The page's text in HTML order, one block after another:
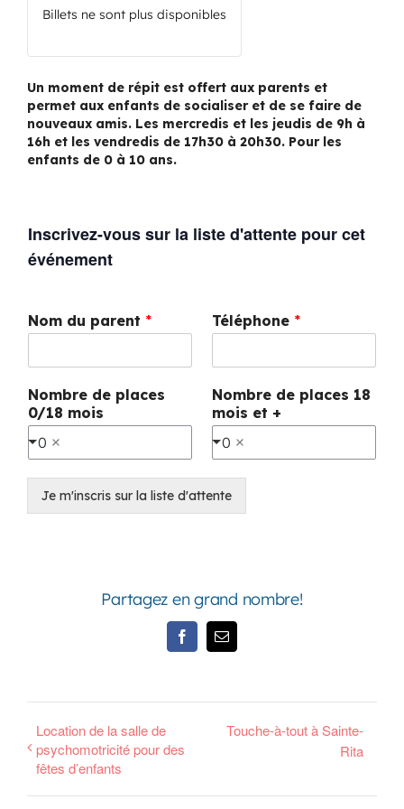
Billets ne sont plus disponibles
Un moment de répit est offert aux parents et
permet aux enfants de socialiser et de se faire de
nouveaux amis. Les mercredis et les jeudis de 9h à
16h et les vendredis de 17h30 à 20h30. Pour les
enfants de 0 à 10 ans.
Inscrivez-vous sur la liste d'attente pour cet
événement
Nom du parent * Téléphone *
Nombre de places
0/18 mois
0
Nombre de places 18
mois et +
0
Je m'inscris sur la liste d'attente
Partagez en grand nombre!
FacebookEmail
Location de la salle de
psychomotricité pour des
fêtes d’enfants
Touche-à-tout à Sainte-
Rita